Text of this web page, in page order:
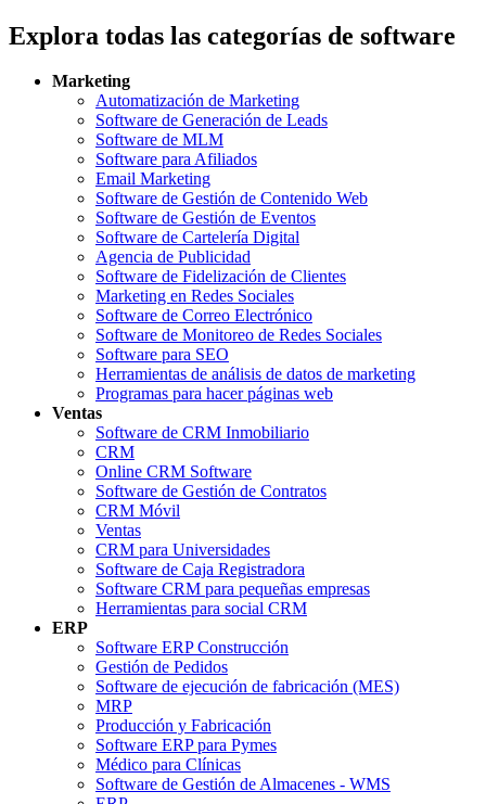
Explora todas las categorías de software
Marketing
Automatización de Marketing
Software de Generación de Leads
Software de MLM
Software para Afiliados
Email Marketing
Software de Gestión de Contenido Web
Software de Gestión de Eventos
Software de Cartelería Digital
Agencia de Publicidad
Software de Fidelización de Clientes
Marketing en Redes Sociales
Software de Correo Electrónico
Software de Monitoreo de Redes Sociales
Software para SEO
Herramientas de análisis de datos de marketing
Programas para hacer páginas web
Ventas
Software de CRM Inmobiliario
CRM
Online CRM Software
Software de Gestión de Contratos
CRM Móvil
Ventas
CRM para Universidades
Software de Caja Registradora
Software CRM para pequeñas empresas
Herramientas para social CRM
ERP
Software ERP Construcción
Gestión de Pedidos
Software de ejecución de fabricación (MES)
MRP
Producción y Fabricación
Software ERP para Pymes
Médico para Clínicas
Software de Gestión de Almacenes - WMS